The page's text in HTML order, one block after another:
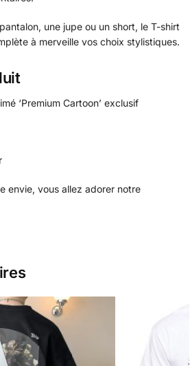
une jupe ou un short, le T-shirt
à merveille vos choix stylistiques.
‘Premium Cartoon’ exclusif
envie, vous allez adorer notre